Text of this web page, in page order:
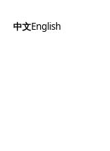
中文English